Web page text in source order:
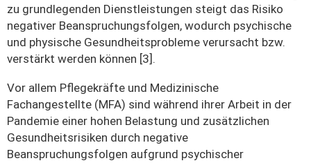
zu grundlegenden Dienstleistungen steigt das Risiko
negativer Beanspruchungsfolgen, wodurch psychische
und physische Gesundheitsprobleme verursacht bzw.
verstärkt werden können [3].
Vor allem Pflegekräfte und Medizinische
Fachangestellte (MFA) sind während ihrer Arbeit in der
Pandemie einer hohen Belastung und zusätzlichen
Gesundheitsrisiken durch negative
Beanspruchungsfolgen aufgrund psychischer